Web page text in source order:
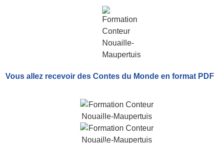
Vous allez recevoir des Contes du Monde en format PDF